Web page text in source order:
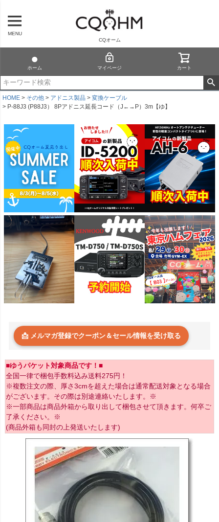
MENU
CQオーム
ホーム マイページ カート
HOME その他 アドニス製品
変換ケーブル
P-88J3 (P88J3） 8Pアドニス延長コード（J←→P）3m【ゆ】
📩 メルマガ登録でクーポン＆セール情報を受け取る
■ゆうパケット対象商品です！■
全国一律で梱包手数料込み送料275円！
※複数注文の際、厚さ3cmを超えた場合は通常配送対象となる場合
がございます。その際は別途連絡いたします。※
※一部商品は商品外箱から取り出して梱包させて頂きます。何卒ご
了承ください。※
(商品外箱も同封の上発送いたします)